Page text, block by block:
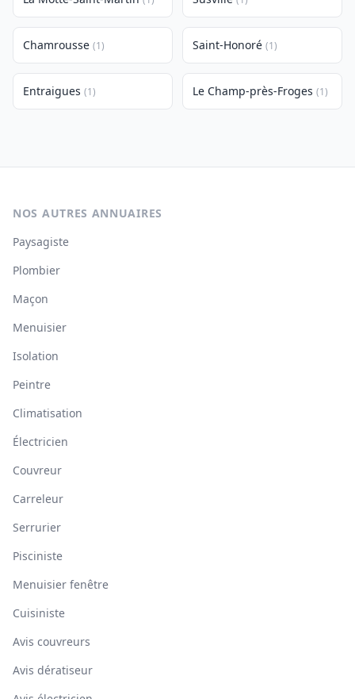
Chamrousse (1) Saint-Honoré (1)
Entraigues (1) Le Champ-près-Froges (1)
NOS AUTRES ANNUAIRES
Paysagiste
Plombier
Maçon
Menuisier
Isolation
Peintre
Climatisation
Électricien
Couvreur
Carreleur
Serrurier
Pisciniste
Menuisier fenêtre
Cuisiniste
Avis couvreurs
Avis dératiseur